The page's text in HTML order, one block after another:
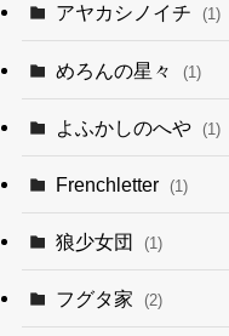
アヤカシノイチ (1)
めろんの星々 (1)
よふかしのへや (1)
Frenchletter (1)
狼少女団 (1)
フグタ家 (2)